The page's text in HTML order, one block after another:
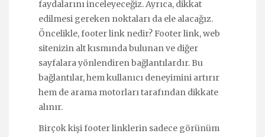
faydalarını inceleyeceğiz. Ayrıca, dikkat
edilmesi gereken noktaları da ele alacağız.
Öncelikle, footer link nedir? Footer link, web
sitenizin alt kısmında bulunan ve diğer
sayfalara yönlendiren bağlantılardır. Bu
bağlantılar, hem kullanıcı deneyimini artırır
hem de arama motorları tarafından dikkate
alınır.
Birçok kişi footer linklerin sadece görünüm